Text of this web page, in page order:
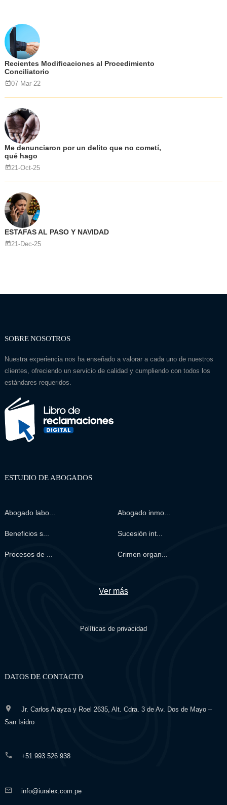
Recientes Modificaciones al Procedimiento
Conciliatorio
07-Mar-22
Me denunciaron por un delito que no cometí,
qué hago
21-Oct-25
ESTAFAS AL PASO Y NAVIDAD
21-Dec-25
SOBRE NOSOTROS
Nuestra experiencia nos ha enseñado a valorar a cada uno de nuestros
clientes, ofreciendo un servicio de calidad y cumpliendo con todos los
estándares requeridos.
ESTUDIO DE ABOGADOS
Abogado labo... Abogado inmo...
Beneficios s... Sucesión int...
Procesos de ... Crimen organ...
Ver más
Políticas de privacidad
DATOS DE CONTACTO
Jr. Carlos Alayza y Roel 2635, Alt. Cdra. 3 de Av. Dos de Mayo –
San Isidro
+51 993 526 938
info@iuralex.com.pe